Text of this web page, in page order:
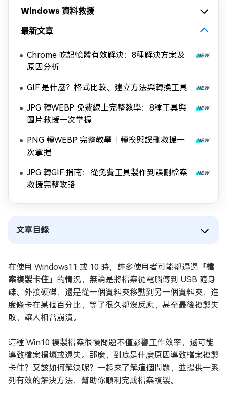
Windows 資料救援
最新文章
Chrome 吃記憶體有效解決：8種解決方案及
原因分析
GIF 是什麼？格式比較、建立方法與轉換工具
JPG 轉WEBP 免費線上完整教學：8種工具與
圖片救援一次掌握
PNG 轉WEBP 完整教學｜轉換與誤刪救援一
次掌握
JPG 轉GIF 指南：從免費工具製作到誤刪檔案
救援完整攻略
文章目錄
在使用 Windows11 或 10 時，許多使用者可能都遇過 「檔
案複製卡住」 的情況，無論是將檔案從電腦傳到 USB 隨身
碟、外接硬碟，還是從一個資料夾移動到另一個資料夾，進
度條卡在某個百分比，等了很久都沒反應，甚至最後複製失
敗，讓人相當崩潰。
這種 Win10 複製檔案很慢問題不僅影響工作效率，還可能
導致檔案損壞或遺失。那麼，到底是什麼原因導致檔案複製
卡住？又該如何解決呢？一起來了解這個問題，並提供一系
列有效的解決方法，幫助你順利完成檔案複製。